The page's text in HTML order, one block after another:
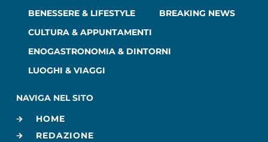
BENESSERE & LIFESTYLE
BREAKING NEWS
CULTURA & APPUNTAMENTI
ENOGASTRONOMIA & DINTORNI
LUOGHI & VIAGGI
NAVIGA NEL SITO
HOME
REDAZIONE